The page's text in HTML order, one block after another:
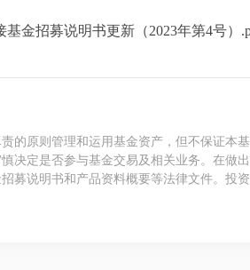
金招募说明书更新（2023年第4号）
的原则管理和运用基金资产，但不保证本
决定是否参与基金交易及相关业务。在做
募说明书和产品资料概要等法律文件。投